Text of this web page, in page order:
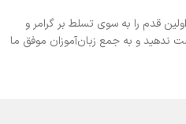
قدم را به سوی تسلط بر گرامر و
ندهید و به جمع زبان‌آموزان موفق ما